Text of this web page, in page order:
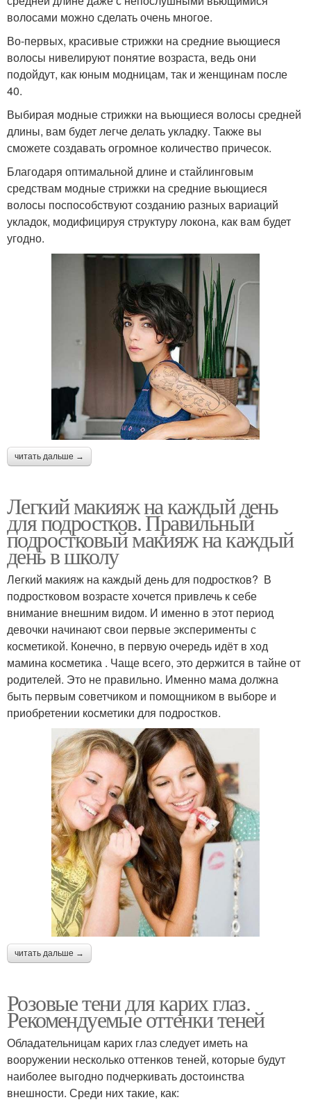
волосами можно сделать очень многое.
Во-первых, красивые стрижки на средние вьющиеся
волосы нивелируют понятие возраста, ведь они
подойдут, как юным модницам, так и женщинам после
40.
Выбирая модные стрижки на вьющиеся волосы средней
длины, вам будет легче делать укладку. Также вы
сможете создавать огромное количество причесок.
Благодаря оптимальной длине и стайлинговым
средствам модные стрижки на средние вьющиеся
волосы поспособствуют созданию разных вариаций
укладок, модифицируя структуру локона, как вам будет
угодно.
читать дальше →
Легкий макияж на каждый день
для подростков. Правильный
подростковый макияж на каждый
день в школу
Легкий макияж на каждый день для подростков? В
подростковом возрасте хочется привлечь к себе
внимание внешним видом. И именно в этот период
девочки начинают свои первые эксперименты с
косметикой. Конечно, в первую очередь идёт в ход
мамина косметика . Чаще всего, это держится в тайне от
родителей. Это не правильно. Именно мама должна
быть первым советчиком и помощником в выборе и
приобретении косметики для подростков.
читать дальше →
Розовые тени для карих глаз.
Рекомендуемые оттенки теней
Обладательницам карих глаз следует иметь на
вооружении несколько оттенков теней, которые будут
наиболее выгодно подчеркивать достоинства
внешности. Среди них такие, как: